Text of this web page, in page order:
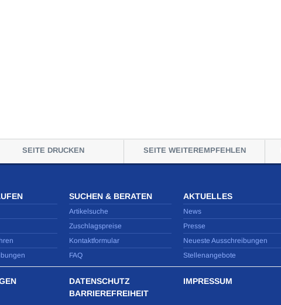
SEITE DRUCKEN SEITE WEITEREMPFEHLEN
SUCHEN & BERATEN
Artikelsuche
Zuschlagspreise
Kontaktformular
FAQ
AKTUELLES
News
Presse
Neueste Ausschreibungen
Stellenangebote
DATENSCHUTZ
BARRIEREFREIHEIT
IMPRESSUM